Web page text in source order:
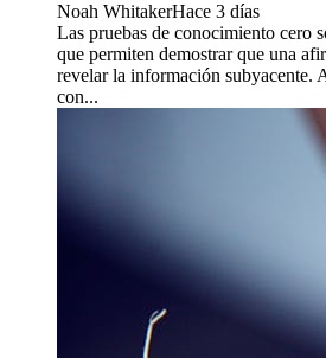
Noah WhitakerHace 3 días
Las pruebas de conocimiento cero
que permiten demostrar que una
revelar la información subyacente.
con...